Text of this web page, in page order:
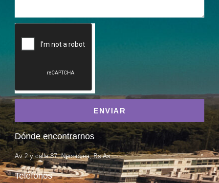
ENVIAR
Dónde encontrarnos
Av 2 y calle 87, Necochea, Bs As
Teléfonos